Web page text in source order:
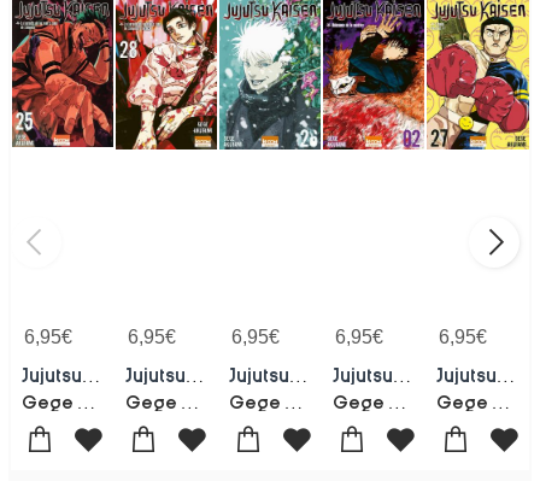
6,95€ 6,95€ 6,95€ 6,95€ 6,95€